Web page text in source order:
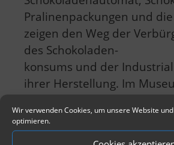
Wir verwenden Cookies, um unsere Website
optimieren.
Pralinenpackungen und
zeigen den Weg der
des Schokoladen-
konsums und der
ihrer Herstellung. Im
Schokolade‹ (2010) einen
auf den aktuellen